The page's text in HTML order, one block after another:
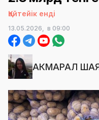
Қайтейік енді
13.05.2026, в 09:00
АКМАРАЛ